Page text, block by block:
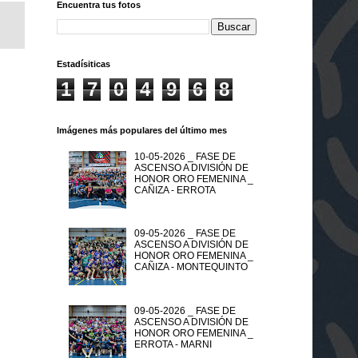
Encuentra tus fotos
Estadísiticas
1 7 0 4 9 6 8
Imágenes más populares del último mes
10-05-2026 _ FASE DE
ASCENSO A DIVISIÓN DE
HONOR ORO FEMENINA _
CAÑIZA - ERROTA
09-05-2026 _ FASE DE
ASCENSO A DIVISIÓN DE
HONOR ORO FEMENINA _
CAÑIZA - MONTEQUINTO
09-05-2026 _ FASE DE
ASCENSO A DIVISIÓN DE
HONOR ORO FEMENINA _
ERROTA - MARNI